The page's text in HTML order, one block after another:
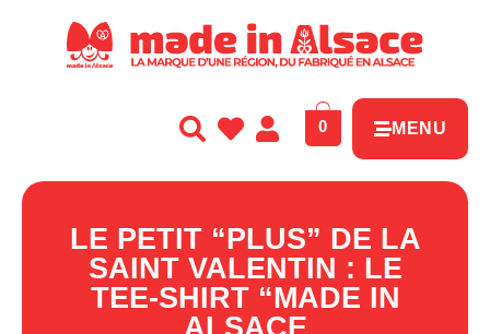
0 MENU
LE PETIT “PLUS” DE LA
SAINT VALENTIN : LE
TEE-SHIRT “MADE IN
ALSACE